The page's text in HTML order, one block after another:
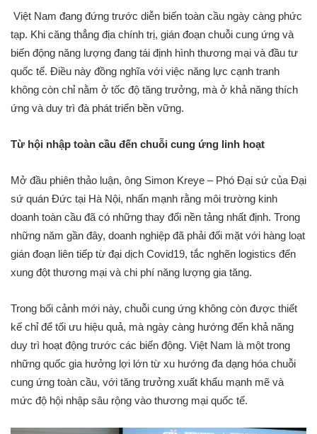
Việt Nam đang đứng trước diễn biến toàn cầu ngày càng phức
tạp. Khi căng thẳng địa chính trị, gián đoạn chuỗi cung ứng và
biến động năng lượng đang tái định hình thương mại và đầu tư
quốc tế. Điều này đồng nghĩa với việc năng lực cạnh tranh
không còn chỉ nằm ở tốc độ tăng trưởng, mà ở khả năng thích
ứng và duy trì đà phát triển bền vững.
Từ hội nhập toàn cầu đến chuỗi cung ứng linh hoạt
Mở đầu phiên thảo luận, ông Simon Kreye – Phó Đại sứ của Đại
sứ quán Đức tại Hà Nội, nhấn mạnh rằng môi trường kinh
doanh toàn cầu đã có những thay đổi nền tảng nhất định. Trong
những năm gần đây, doanh nghiệp đã phải đối mặt với hàng loạt
gián đoạn liên tiếp từ đại dịch Covid19, tắc nghẽn logistics đến
xung đột thương mại và chi phí năng lượng gia tăng.
Trong bối cảnh mới này, chuỗi cung ứng không còn được thiết
kế chỉ để tối ưu hiệu quả, mà ngày càng hướng đến khả năng
duy trì hoạt động trước các biến động. Việt Nam là một trong
những quốc gia hưởng lợi lớn từ xu hướng đa dạng hóa chuỗi
cung ứng toàn cầu, với tăng trưởng xuất khẩu mạnh mẽ và
mức độ hội nhập sâu rộng vào thương mại quốc tế.